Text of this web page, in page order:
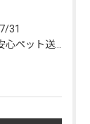
31